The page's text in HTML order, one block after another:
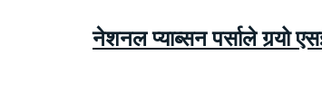
नेशनल प्याब्सन पर्साले गर्‍यो